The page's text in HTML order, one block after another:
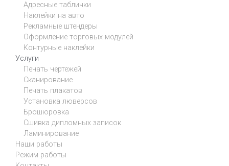
Адресные таблички
Наклейки на авто
Рекламные штендеры
Оформление торговых модулей
Контурные наклейки
Услуги
Печать чертежей
Сканирование
Печать плакатов
Установка люверсов
Брошюровка
Сшивка дипломных записок
Ламинирование
Наши работы
Режим работы